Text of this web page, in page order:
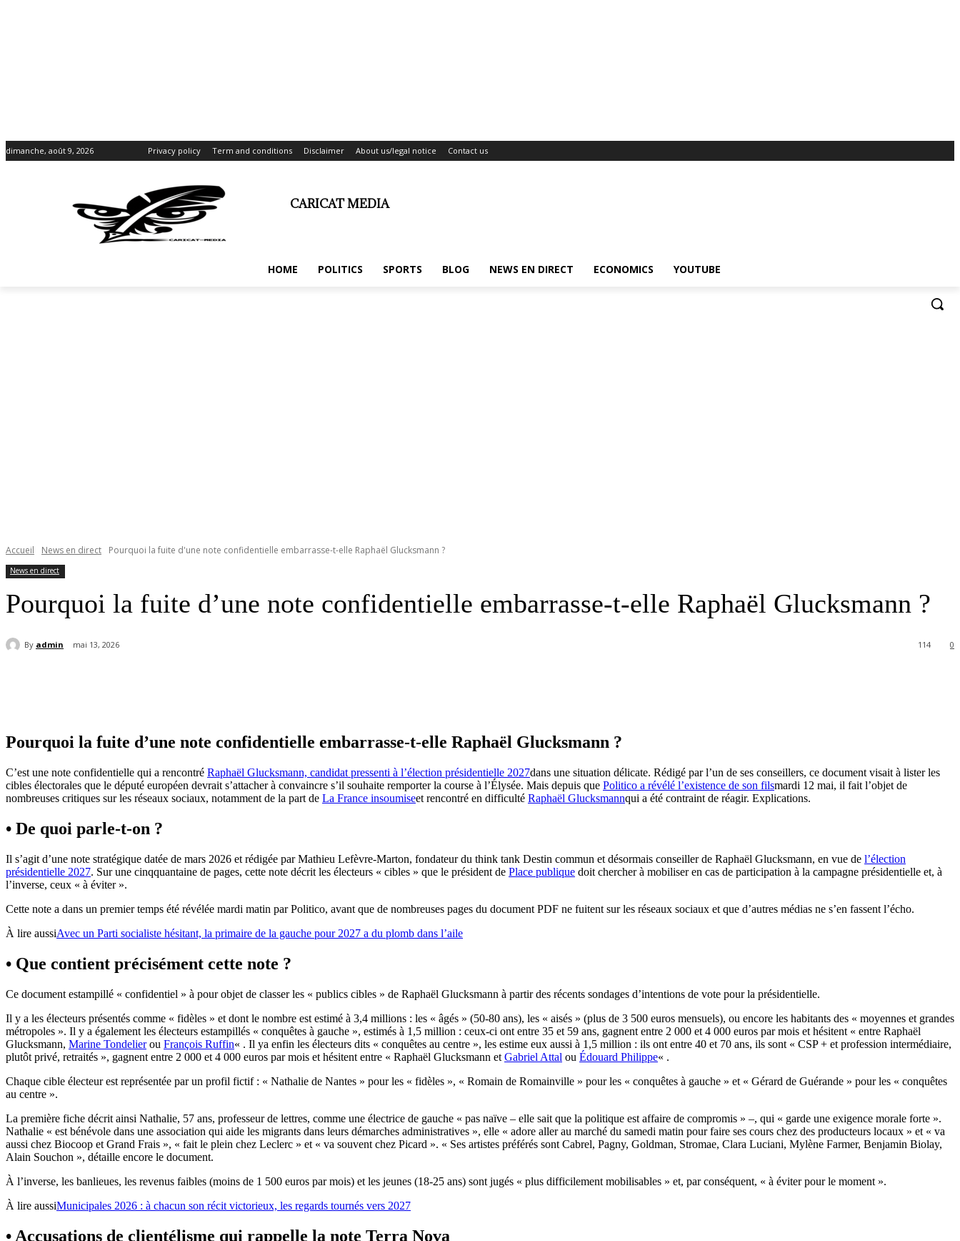
dimanche, août 9, 2026 Privacy policy Term and conditions Disclaimer About us/legal notice Contact us
CARICAT MEDIA
HOME POLITICS SPORTS BLOG NEWS EN DIRECT ECONOMICS YOUTUBE
Accueil News en direct Pourquoi la fuite d'une note confidentielle embarrasse-t-elle Raphaël Glucksmann ?
News en direct
Pourquoi la fuite d’une note confidentielle embarrasse-t-elle Raphaël Glucksmann ?
By admin mai 13, 2026 0
114
Pourquoi la fuite d’une note confidentielle embarrasse-t-elle Raphaël Glucksmann ?
C’est une note confidentielle qui a rencontré Raphaël Glucksmann, candidat pressenti à l’élection présidentielle 2027dans une situation délicate. Rédigé par l’un de ses conseillers, ce document visait à lister les
cibles électorales que le député européen devrait s’attacher à convaincre s’il souhaite remporter la course à l’Élysée. Mais depuis que Politico a révélé l’existence de son filsmardi 12 mai, il fait l’objet de
nombreuses critiques sur les réseaux sociaux, notamment de la part de La France insoumiseet rencontré en difficulté Raphaël Glucksmannqui a été contraint de réagir. Explications.
• De quoi parle-t-on ?
Il s’agit d’une note stratégique datée de mars 2026 et rédigée par Mathieu Lefèvre-Marton, fondateur du think tank Destin commun et désormais conseiller de Raphaël Glucksmann, en vue de l’élection
présidentielle 2027. Sur une cinqquantaine de pages, cette note décrit les électeurs « cibles » que le président de Place publique doit chercher à mobiliser en cas de participation à la campagne présidentielle et, à
l’inverse, ceux « à éviter ».
Cette note a dans un premier temps été révélée mardi matin par Politico, avant que de nombreuses pages du document PDF ne fuitent sur les réseaux sociaux et que d’autres médias ne s’en fassent l’écho.
À lire aussiAvec un Parti socialiste hésitant, la primaire de la gauche pour 2027 a du plomb dans l’aile
• Que contient précisément cette note ?
Ce document estampillé « confidentiel » à pour objet de classer les « publics cibles » de Raphaël Glucksmann à partir des récents sondages d’intentions de vote pour la présidentielle.
Il y a les électeurs présentés comme « fidèles » et dont le nombre est estimé à 3,4 millions : les « âgés » (50-80 ans), les « aisés » (plus de 3 500 euros mensuels), ou encore les habitants des « moyennes et grandes
métropoles ». Il y a également les électeurs estampillés « conquêtes à gauche », estimés à 1,5 million : ceux-ci ont entre 35 et 59 ans, gagnent entre 2 000 et 4 000 euros par mois et hésitent « entre Raphaël
Glucksmann, Marine Tondelierou François Ruffin« . Il ya enfin les électeurs dits « conquêtes au centre », les estime eux aussi à 1,5 million : ils ont entre 40 et 70 ans, ils sont « CSP + et profession intermédiaire,
plutôt privé, retraités », gagnent entre 2 000 et 4 000 euros par mois et hésitent entre « Raphaël Glucksmann et Gabriel Attal ou Édouard Philippe« .
Chaque cible électeur est représentée par un profil fictif : « Nathalie de Nantes » pour les « fidèles », « Romain de Romainville » pour les « conquêtes à gauche » et « Gérard de Guérande » pour les « conquêtes
au centre ».
La première fiche décrit ainsi Nathalie, 57 ans, professeur de lettres, comme une électrice de gauche « pas naïve – elle sait que la politique est affaire de compromis » –, qui « garde une exigence morale forte ».
Nathalie « est bénévole dans une association qui aide les migrants dans leurs démarches administratives », elle « adore aller au marché du samedi matin pour faire ses cours chez des producteurs locaux » et « va
aussi chez Biocoop et Grand Frais », « fait le plein chez Leclerc » et « va souvent chez Picard ». « Ses artistes préférés sont Cabrel, Pagny, Goldman, Stromae, Clara Luciani, Mylène Farmer, Benjamin Biolay,
Alain Souchon », détaille encore le document.
À l’inverse, les banlieues, les revenus faibles (moins de 1 500 euros par mois) et les jeunes (18-25 ans) sont jugés « plus difficilement mobilisables » et, par conséquent, « à éviter pour le moment ».
À lire aussiMunicipales 2026 : à chacun son récit victorieux, les regards tournés vers 2027
• Accusations de clientélisme qui rappelle la note Terra Nova